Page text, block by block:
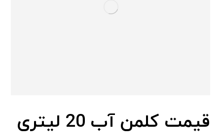
قیمت کلمن آب 20 لیتری